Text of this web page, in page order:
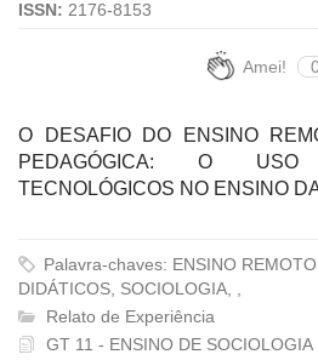
ISSN: 2176-8153
Amei!
O DESAFIO DO ENSINO
PEDAGÓGICA: O
TECNOLÓGICOS NO ENSINO
Palavra-chaves: ENSINO
DIDÁTICOS, SOCIOLOGIA, ,
Relato de Experiência
GT 11 - ENSINO DE SOCIOLOGIA